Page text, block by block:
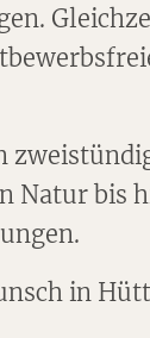
Natur bis
in